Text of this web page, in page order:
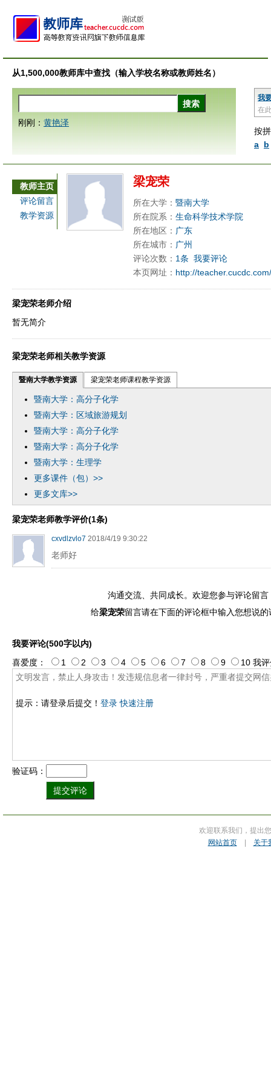
从1,500,000教师库中查找（输入学校名称或教师姓名）
我
在
按
a b
刚刚： 黄艳泽
教师主页
评论留言
教学资源
梁宠荣
所在大学： 暨南大学
所在院系： 生命科学技术学院
所在地区： 广东
所在城市： 广州
评论次数： 1条 我要评论
本页网址： http://
梁宠荣老师介绍
暂无简介
梁宠荣老师相关教学资源
暨南大学教学资源 梁宠荣老师课程教学资源
暨南大学：高分子化学
暨南大学：区域旅游规划
暨南大学：高分子化学
暨南大学：高分子化学
暨南大学：生理学
更多课件（包）>>
更多文库>>
梁宠荣老师教学评价(1条)
cxvdlzvlo7 2018/4/19 9:30:22
老师好
沟通交流、共同成长。欢迎您参与评论留言
给梁宠荣留言请在下面的评论框中输入您想说的
我要评论(500字以内)
提示：请登录后提交！ 登录 快速注册
喜爱度： 1 2 3 4 5 6 7 8 9 10 我评
验证码：
欢迎联系我们，提出
网站首页| 关于